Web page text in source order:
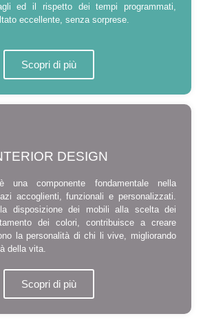
ed il rispetto dei tempi programmati,
eccellente, senza sorprese.
Scopri di più
DESIGN
una componente fondamentale nella
accoglienti, funzionali e personalizzati.
disposizione dei mobili alla scelta dei
dei colori, contribuisce a creare
la personalità di chi li vive, migliorando
della vita.
Scopri di più